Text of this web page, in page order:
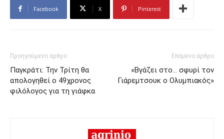
Facebook X Pinterest
Προηγούμενο άρθρο
Παγκράτι: Την Τρίτη θα
απολογηθεί ο 49χρονος
φιλόλογος για τη γιάφκα
Επόμενο άρθρο
«Βγάζει στο… σφυρί τον
Γιάρεμτσουκ ο Ολυμπιακός»